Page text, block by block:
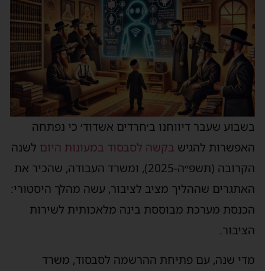
בשבוע שעבר דיווחנו ב׳חרדים אשדוד׳ כי נפתחה
האפשרות להגיש בקשה לסבסוד במעונות היום לשנה
הקרובה (תשפ״ה-2025), ומשרד העבודה, שהכיר את
האתגרים שההליך מציב לציבור, עשה מהלך היסטורי:
הכנסת מערכת מבוססת בינה מלאכותית לשירות
הציבור.
מדי שנה, עם פתיחת ההרשמה לסבסוד, משרד